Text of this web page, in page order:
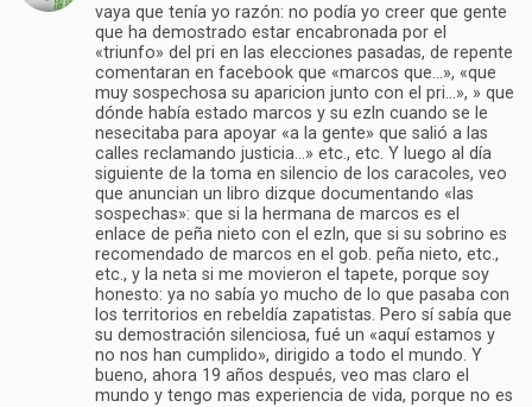
vaya que tenía yo razón: no podía yo creer que gente
que ha demostrado estar encabronada por el
«triunfo» del pri en las elecciones pasadas, de repente
comentaran en facebook que «marcos que…», «que
muy sospechosa su aparicion junto con el pri…», » que
dónde había estado marcos y su ezln cuando se le
nesecitaba para apoyar «a la gente» que salió a las
calles reclamando justicia…» etc., etc. Y luego al día
siguiente de la toma en silencio de los caracoles, veo
que anuncian un libro dizque documentando «las
sospechas»: que si la hermana de marcos es el
enlace de peña nieto con el ezln, que si su sobrino es
recomendado de marcos en el gob. peña nieto, etc.,
etc., y la neta si me movieron el tapete, porque soy
honesto: ya no sabía yo mucho de lo que pasaba con
los territorios en rebeldía zapatistas. Pero sí sabía que
su demostración silenciosa, fué un «aquí estamos y
no nos han cumplido», dirigido a todo el mundo. Y
bueno, ahora 19 años después, veo mas claro el
mundo y tengo mas experiencia de vida, porque no es